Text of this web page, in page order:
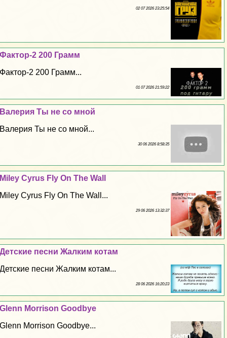
02 07 2026 23:25:54
Фактор-2 200 Грамм
Фактор-2 200 Грамм...
01 07 2026 21:59:22
Валерия Ты не со мной
Валерия Ты не со мной...
30 06 2026 8:58:35
Miley Cyrus Fly On The Wall
Miley Cyrus Fly On The Wall...
29 06 2026 13:32:37
Детские песни Жалким котам
Детские песни Жалким котам...
28 06 2026 16:20:23
Glenn Morrison Goodbye
Glenn Morrison Goodbye...